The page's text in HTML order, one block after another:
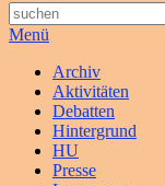
Suche
nach:
Menü
Primäres
Menü
Archiv
Aktivitäten
Debatten
Hintergrund
HU
Presse